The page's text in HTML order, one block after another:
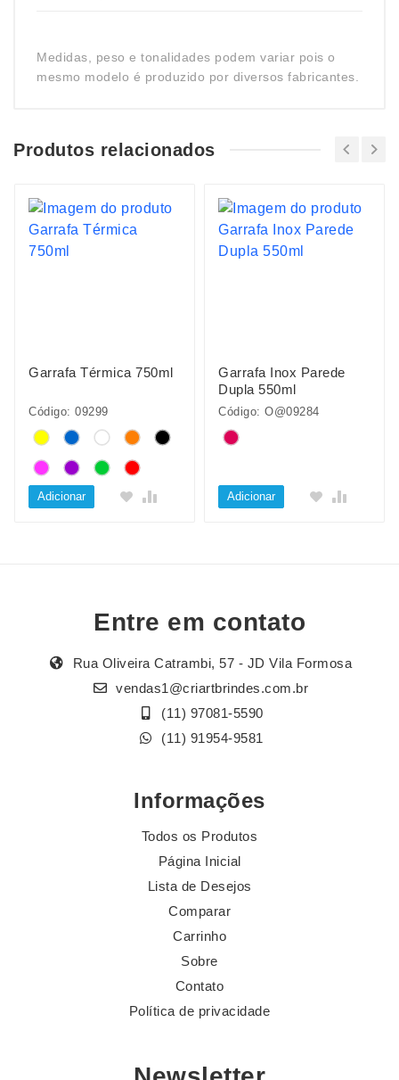
Medidas, peso e tonalidades podem variar pois o
mesmo modelo é produzido por diversos fabricantes.
Produtos relacionados
Garrafa Térmica 750ml
Código: 09299
Adicionar
Garrafa Inox Parede
Dupla 550ml
Código: O@09284
Adicionar
Entre em contato
Rua Oliveira Catrambi, 57 - JD Vila Formosa
vendas1@criartbrindes.com.br
(11) 97081-5590
(11) 91954-9581
Informações
Todos os Produtos
Página Inicial
Lista de Desejos
Comparar
Carrinho
Sobre
Contato
Política de privacidade